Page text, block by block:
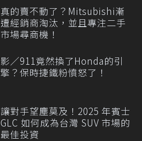
真的賣不動了？Mitsubishi漸
遭經銷商淘汰，並且專注二手
市場尋商機！
影／911竟然換了Honda的引
擎？保時捷鐵粉憤怒了！
讓對手望塵莫及！2025 年賓士
GLC 如何成為台灣 SUV 市場的
最佳投資